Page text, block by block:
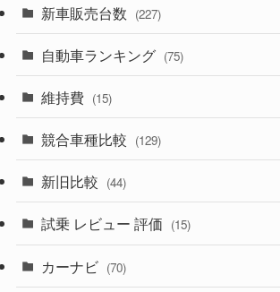
(356)
(328)
(194)
(230)
(253)
(242)
(85)
(84)
(14)
(222)
(50)
(58)
(28)
(8)
(3)
(3)
(5)
(1)
新車販売台数 (227)
(21)
(5)
(7)
(5)
自動車ランキング (75)
維持費 (15)
競合車種比較 (129)
新旧比較 (44)
試乗 レビュー 評価 (15)
カーナビ (70)